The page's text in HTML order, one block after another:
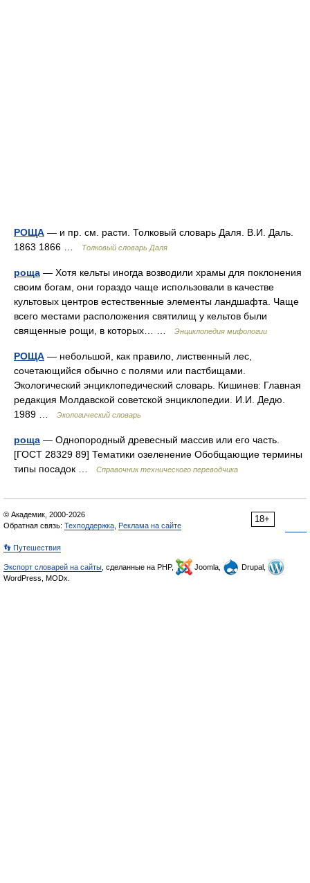
РОЩА — и пр. см. расти. Толковый словарь Даля. В.И. Даль.
1863 1866 …
Толковый словарь Даля
роща — Хотя кельты иногда возводили храмы для поклонения
своим богам, они гораздо чаще использовали в качестве
культовых центров естественные элементы ландшафта. Чаще
всего местами расположения святилищ у кельтов были
священные рощи, в которых… …
Энциклопедия мифологии
РОЩА — небольшой, как правило, лиственный лес,
сочетающийся обычно с полями или пастбищами.
Экологический энциклопедический словарь. Кишинев: Главная
редакция Молдавской советской энциклопедии. И.И. Дедю.
1989 …
Экологический словарь
роща — Однопородный древесный массив или его часть.
[ГОСТ 28329 89] Тематики озеленение Обобщающие термины
типы посадок …
Справочник технического переводчика
18+
© Академик, 2000-2026
Обратная связь: Техподдержка Реклама на сайте
👣 Путешествия
Экспорт словарей на сайты , сделанные на PHP, Joomla,
Drupal,
WordPress, MODx.